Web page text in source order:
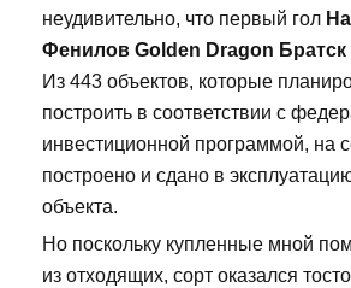
неудивительно, что первый гол
Фенилов Golden Dragon Братск
Из 443 объектов, которые
построить в соответствии с
инвестиционной программой, на
построено и сдано в
объекта.
Но поскольку купленные мной
из отходящих, сорт оказался